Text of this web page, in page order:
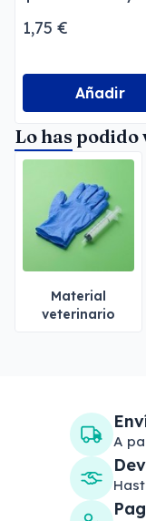
1,75 €
Añadir
Lo has podido
Material
veterinario
A